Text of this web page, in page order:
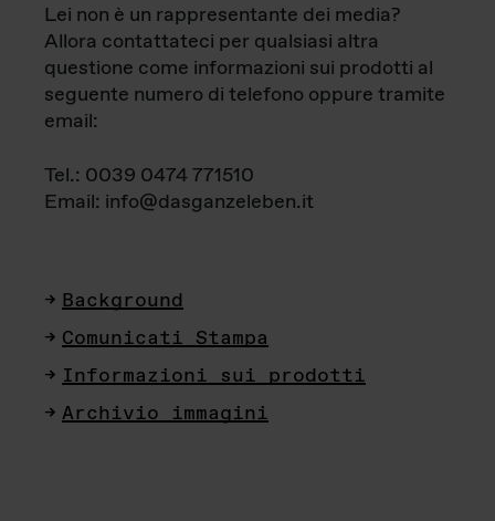
Lei non è un rappresentante dei media?
Allora contattateci per qualsiasi altra
questione come informazioni sui prodotti al
seguente numero di telefono oppure tramite
email:
Tel.: 0039 0474 771510
Email: info@dasganzeleben.it
Background
Comunicati Stampa
Informazioni sui prodotti
Archivio immagini